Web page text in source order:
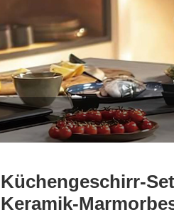
Küchengeschirr-
Keramik-